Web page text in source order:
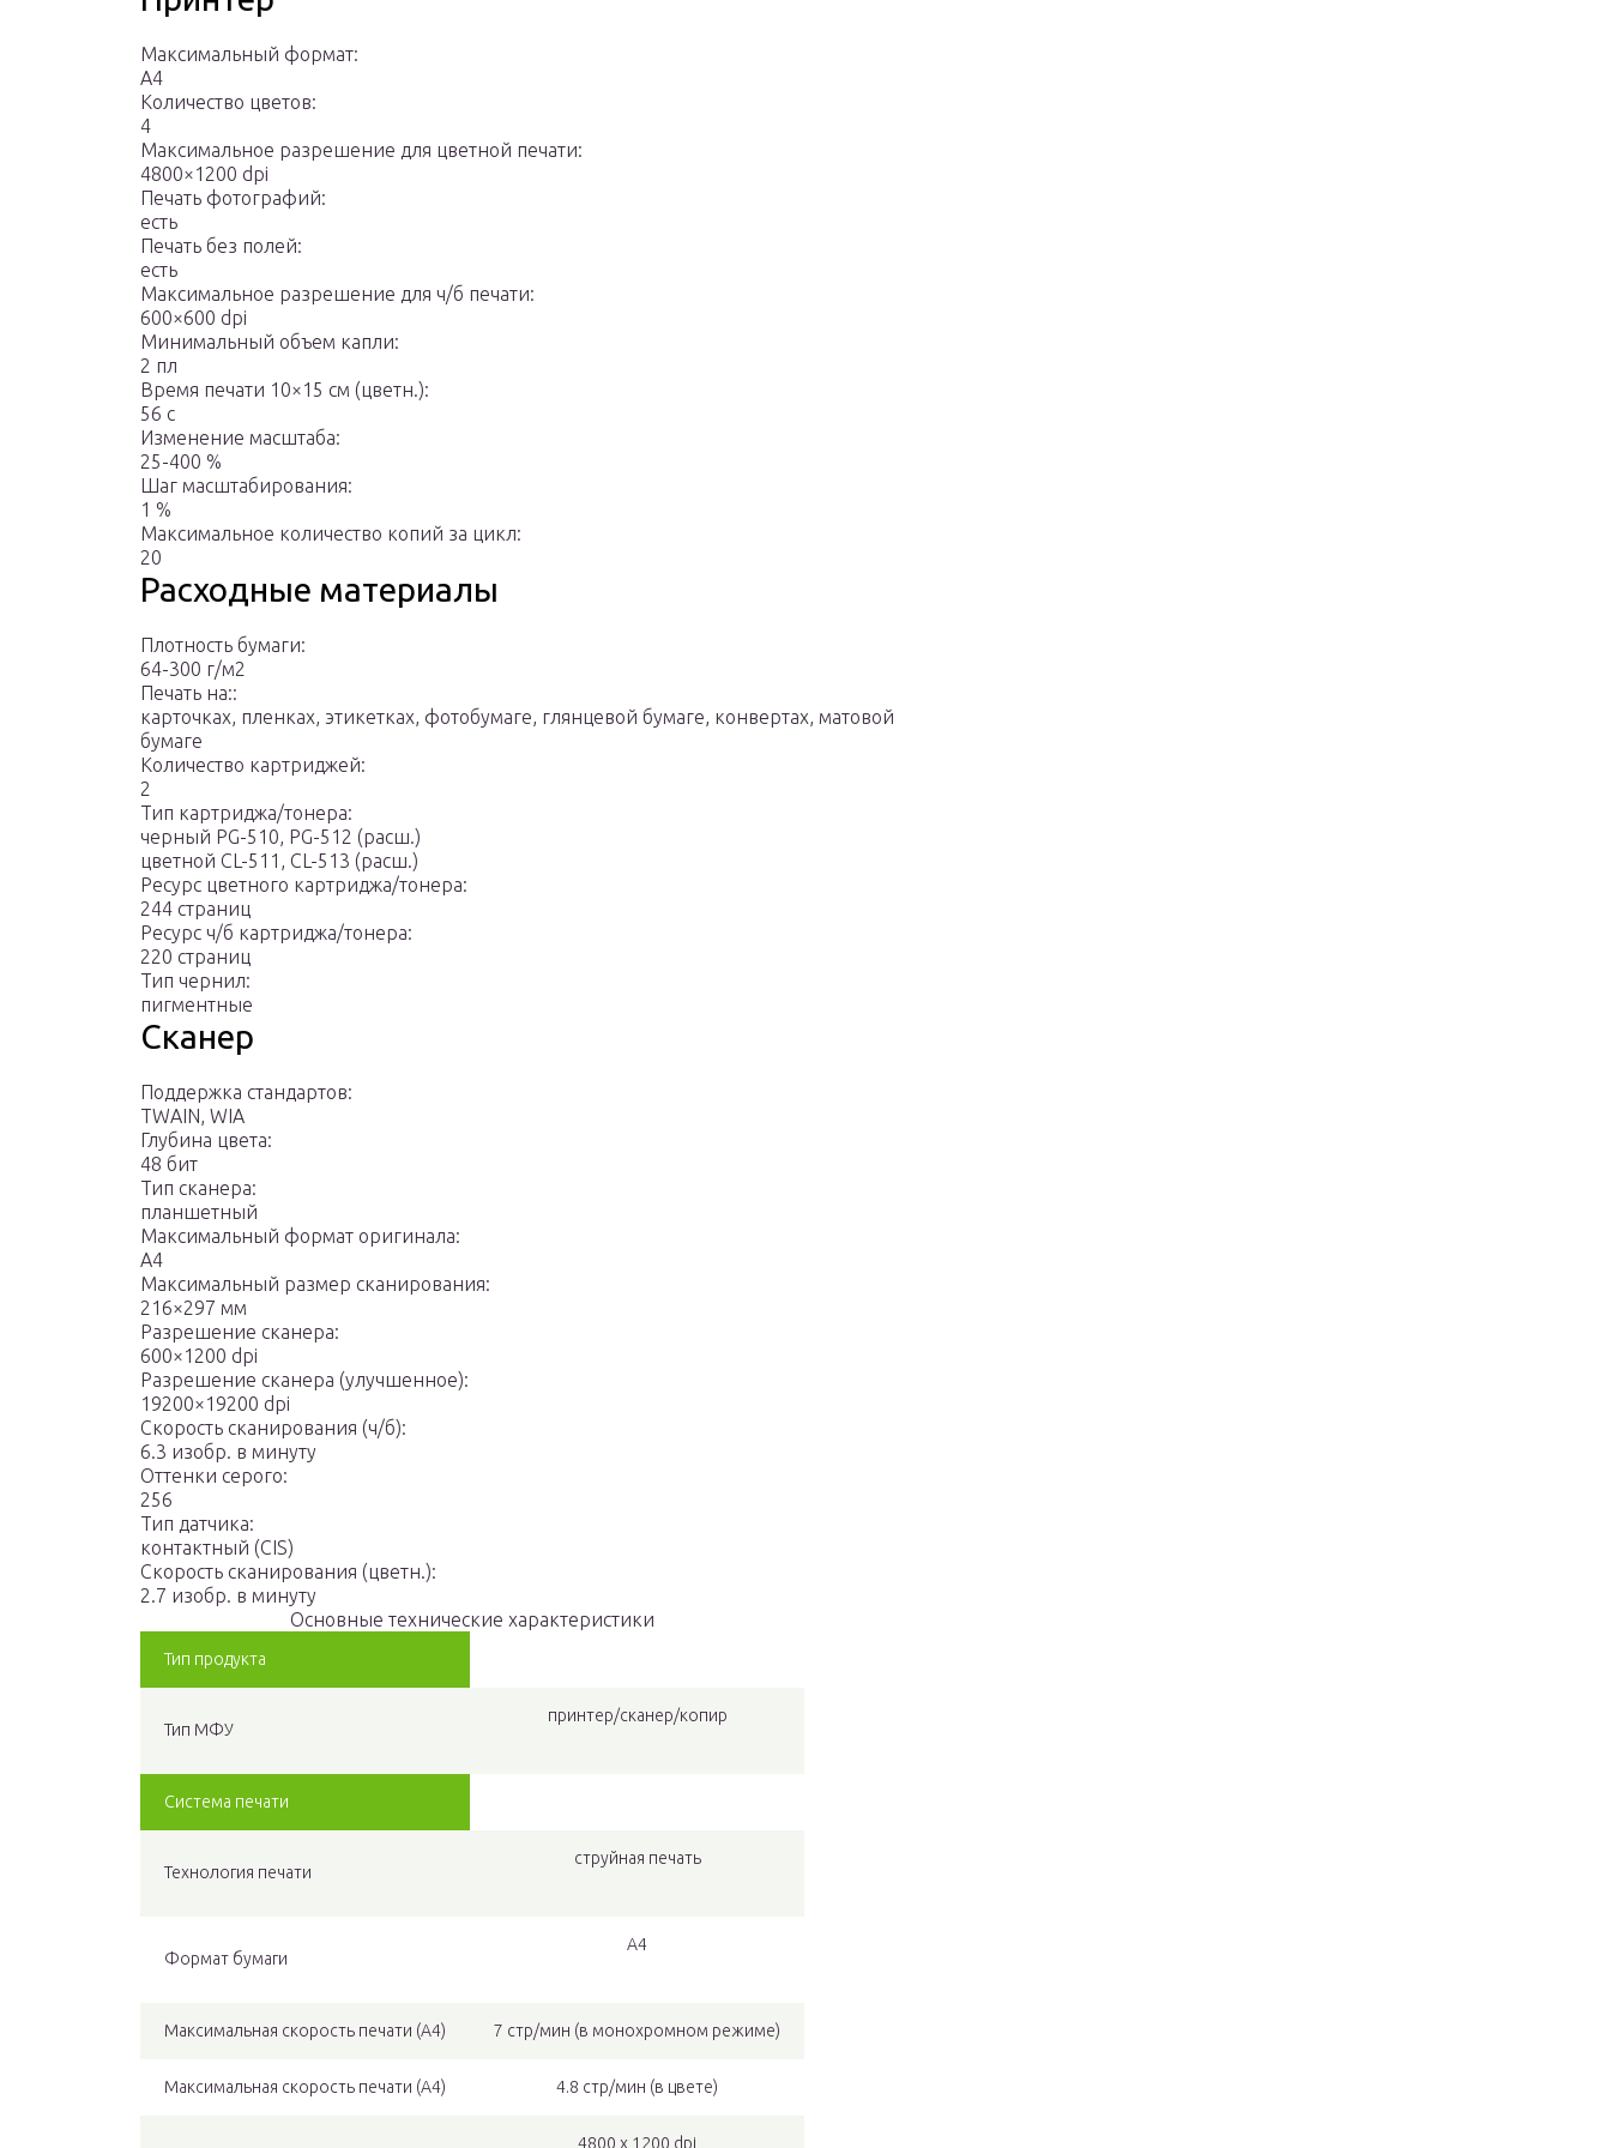
Максимальный формат:
A4
Количество цветов:
4
Максимальное разрешение для цветной печати:
4800×1200 dpi
Печать фотографий:
есть
Печать без полей:
есть
Максимальное разрешение для ч/б печати:
600×600 dpi
Минимальный объем капли:
2 пл
Время печати 10×15 см (цветн.):
56 с
Изменение масштаба:
25-400 %
Шаг масштабирования:
1 %
Максимальное количество копий за цикл:
20
Расходные материалы
Плотность бумаги:
64-300 г/м2
Печать на::
карточках, пленках, этикетках, фотобумаге, глянцевой бумаге, конвертах, матовой
бумаге
Количество картриджей:
2
Тип картриджа/тонера:
черный PG-510, PG-512 (расш.)
цветной CL-511, CL-513 (расш.)
Ресурс цветного картриджа/тонера:
244 страниц
Ресурс ч/б картриджа/тонера:
220 страниц
Тип чернил:
пигментные
Сканер
Поддержка стандартов:
TWAIN, WIA
Глубина цвета:
48 бит
Тип сканера:
планшетный
Максимальный формат оригинала:
A4
Максимальный размер сканирования:
216×297 мм
Разрешение сканера:
600×1200 dpi
Разрешение сканера (улучшенное):
19200×19200 dpi
Скорость сканирования (ч/б):
6.3 изобр. в минуту
Оттенки серого:
256
Тип датчика:
контактный (CIS)
Скорость сканирования (цветн.):
2.7 изобр. в минуту
Основные технические характеристики
Тип продукта
Тип МФУ
принтер/сканер/копир
Система печати
Технология печати
струйная печать
Формат бумаги
A4
Максимальная скорость печати (A4) 7 стр/мин (в монохромном режиме)
Максимальная скорость печати (A4) 4.8 стр/мин (в цвете)
4800 x 1200 dpi